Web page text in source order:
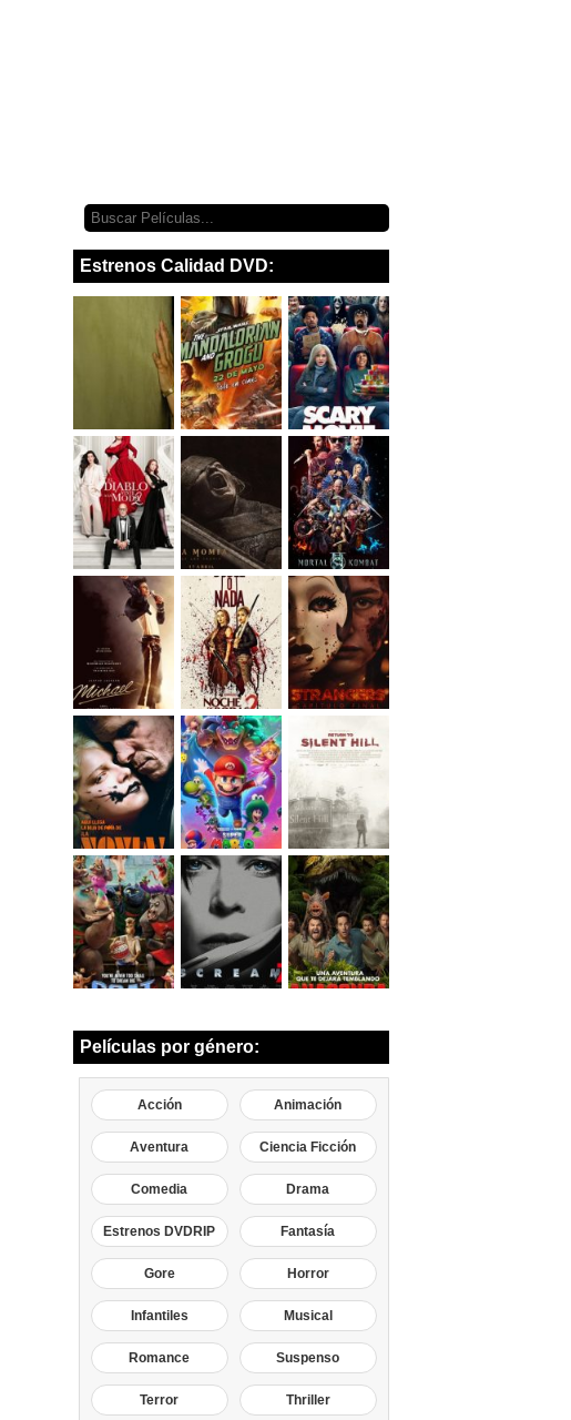
Estrenos Calidad DVD:
Películas por género:
Acción Animación
Aventura Ciencia Ficción
Comedia Drama
Estrenos DVDRIP Fantasía
Gore Horror
Infantiles Musical
Romance Suspenso
Terror Thriller